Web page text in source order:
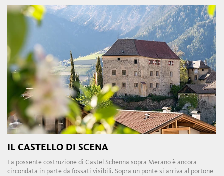
IL CASTELLO DI SCENA
La possente costruzione di Castel Schenna sopra Merano è ancora
circondata in parte da fossati visibili. Sopra un ponte si arriva al portone